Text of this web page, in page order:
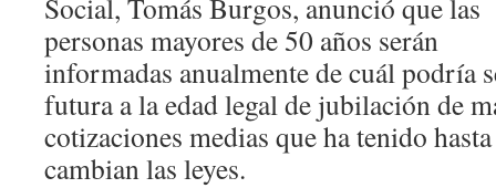
Social, Tomás Burgos, anunció que las
personas mayores de 50 años serán
informadas anualmente de cuál podría
futura a la edad legal de jubilación de
cotizaciones medias que ha tenido
cambian las leyes.